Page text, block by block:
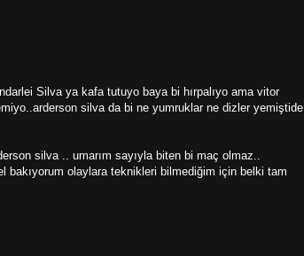
Silva ya kafa tutuyo baya bi hırpalıyo ama vitor
silva da bi ne yumruklar ne dizler yemiştide
silva .. umarım sayıyla biten bi maç olmaz..
bakıyorum olaylara teknikleri bilmediğim için belki tam